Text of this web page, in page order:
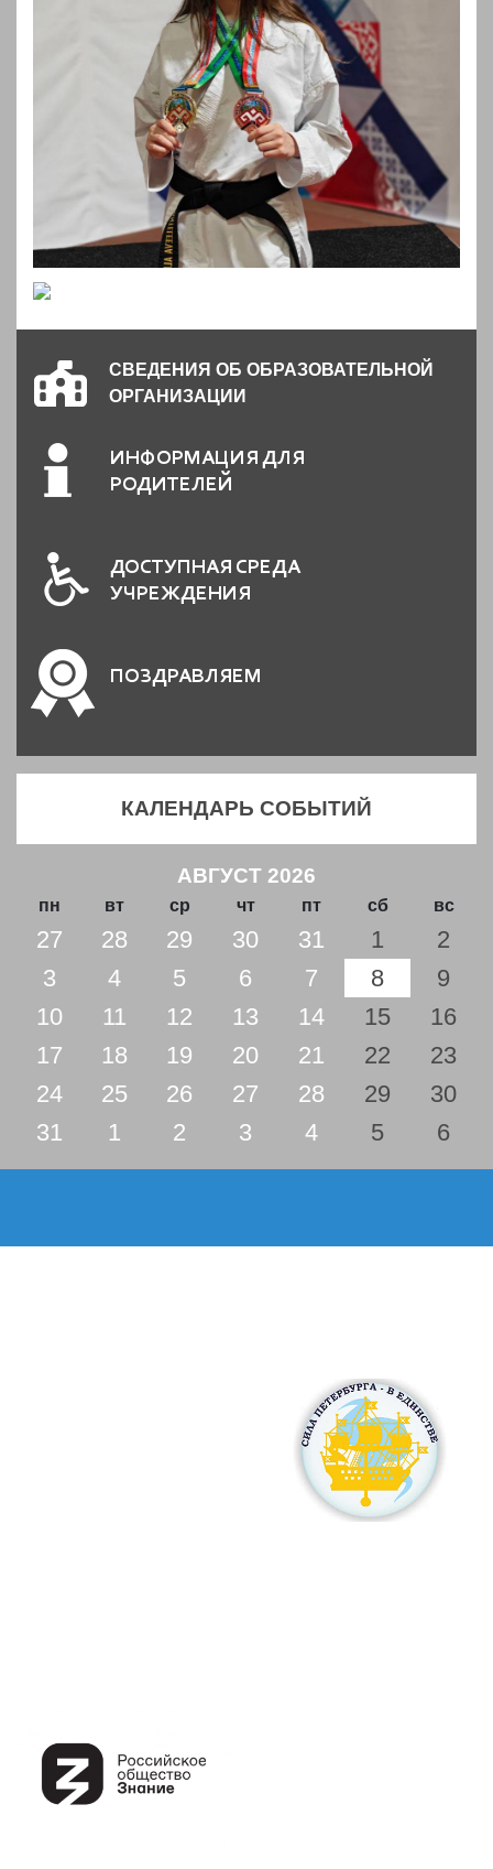
СВЕДЕНИЯ ОБ ОБРАЗОВАТЕЛЬНОЙ
ОРГАНИЗАЦИИ
ИНФОРМАЦИЯ ДЛЯ
РОДИТЕЛЕЙ
ДОСТУПНАЯ СРЕДА
УЧРЕЖДЕНИЯ
ПОЗДРАВЛЯЕМ
КАЛЕНДАРЬ СОБЫТИЙ
АВГУСТ 2026
пн вт ср чт пт сб вс
27 28 29 30 31 1
2
3
4 5 6 7 8
9
10
11 12 13 14 15
16
17
18 19 20 21 22
23
24
25 26 27 28 29
30
31
1 2 3 4 5 6